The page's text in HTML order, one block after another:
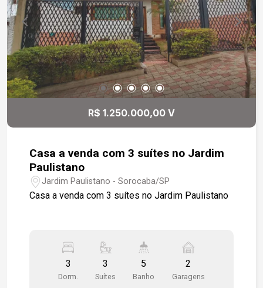
quartos e 1 banheiro (podendo ser utilizada como
vestiário) - Garagem coberta para 2 carros e
descoberta para até 8 veículos Casa completa,
com excelente estrutura e espaços ideais para
receber amigos e familiares - perfeita para quem
valoriza conforto, praticidade e uma localização
privilegiada em Sorocaba.
R$ 1.250.000,00 V
Casa a venda com 3 suítes no Jardim
Paulistano
Jardim Paulistano - Sorocaba/SP
Casa a venda com 3 suítes no Jardim Paulistano
3
Dorm.
3
Suítes
5
Banho
2
Garagens